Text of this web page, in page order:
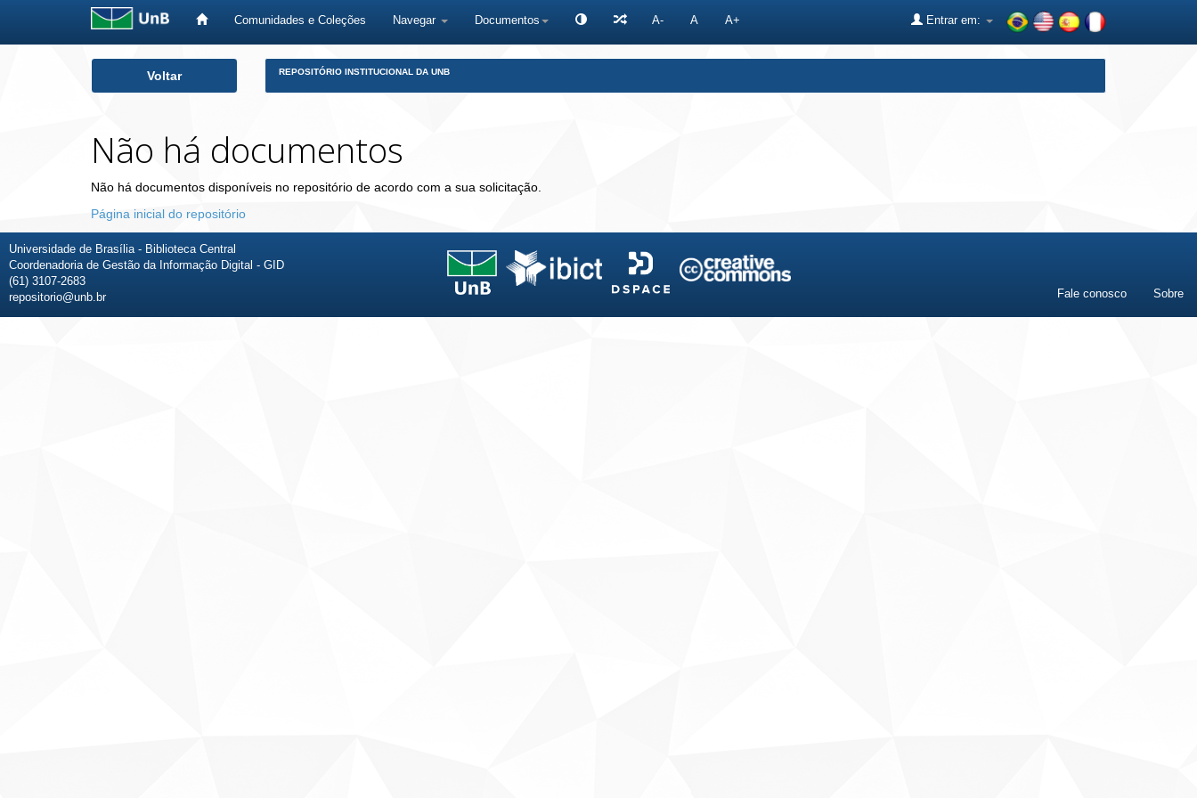
Comunidades e Coleções Navegar Documentos A- A A+ Entrar em:
Voltar REPOSITÓRIO INSTITUCIONAL DA UNB
Não há documentos
Não há documentos disponíveis no repositório de acordo com a sua solicitação.
Página inicial do repositório
Universidade de Brasília - Biblioteca Central
Coordenadoria de Gestão da Informação Digital - GID
(61) 3107-2683
repositorio@unb.br
Fale conosco Sobre